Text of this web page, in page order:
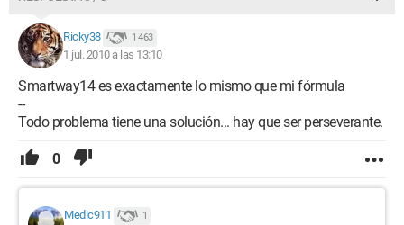
Ricky38 1 463
1 jul. 2010 a las 13:10
Smartway14 es exactamente lo mismo que mi fórmula
--
Todo problema tiene una solución... hay que ser perseverante.
0
Medic911 1